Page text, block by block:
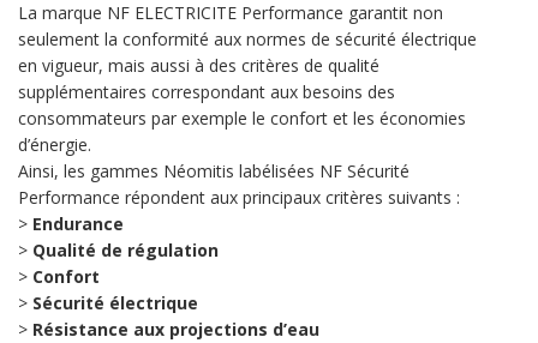
La marque NF ELECTRICITE Performance garantit non
seulement la conformité aux normes de sécurité électrique
en vigueur, mais aussi à des critères de qualité
supplémentaires correspondant aux besoins des
consommateurs par exemple le confort et les économies
d’énergie.
Ainsi, les gammes Néomitis labélisées NF Sécurité
Performance répondent aux principaux critères suivants :
> Endurance
> Qualité de régulation
> Confort
> Sécurité électrique
> Résistance aux projections d’eau